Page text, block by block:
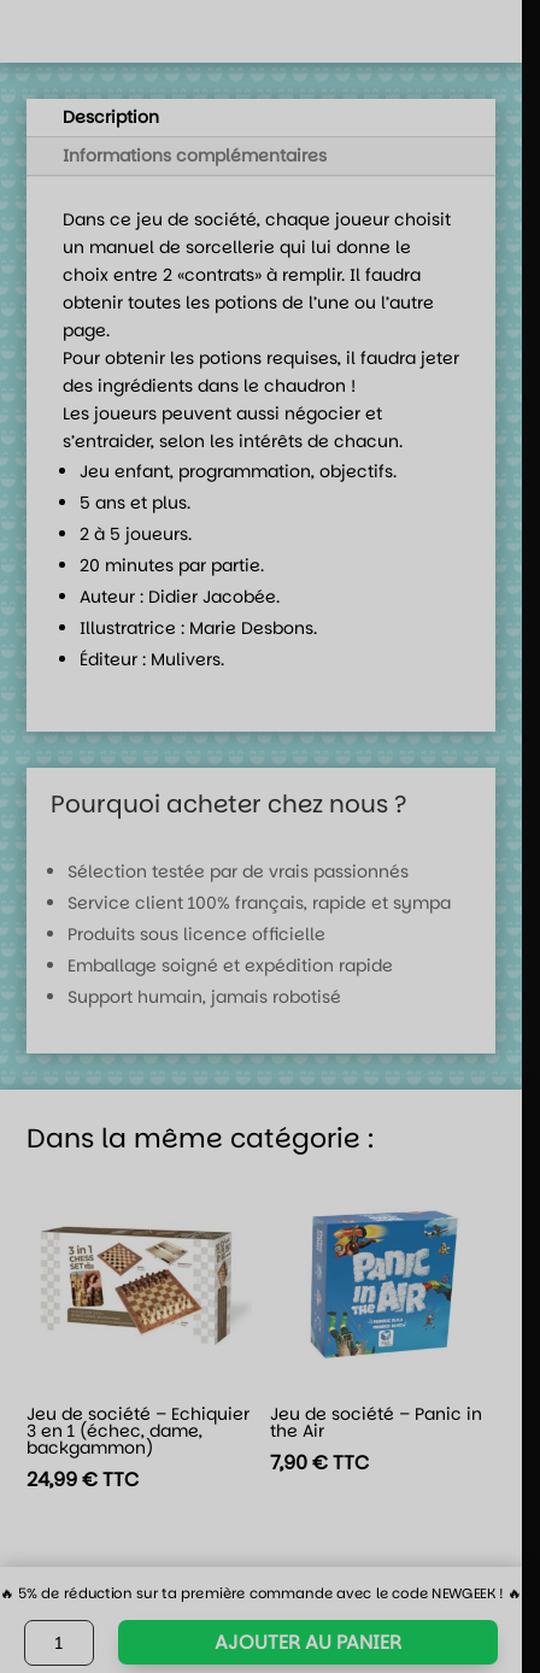
Description
Informations complémentaires
Dans ce jeu de société, chaque joueur choisit
un manuel de sorcellerie qui lui donne le
choix entre 2 «contrats» à remplir. Il faudra
obtenir toutes les potions de l’une ou l’autre
page.
Pour obtenir les potions requises, il faudra jeter
des ingrédients dans le chaudron !
Les joueurs peuvent aussi négocier et
s’entraider, selon les intérêts de chacun.
Jeu enfant, programmation, objectifs.
5 ans et plus.
2 à 5 joueurs.
20 minutes par partie.
Auteur : Didier Jacobée.
Illustratrice : Marie Desbons.
Éditeur : Mulivers.
Pourquoi acheter chez nous ?
Sélection testée par de vrais passionnés
Service client 100% français, rapide et sympa
Produits sous licence officielle
Emballage soigné et expédition rapide
Support humain, jamais robotisé
Dans la même catégorie :
Jeu de société – Echiquier
3 en 1 (échec, dame,
backgammon)
24,99€TTC
Jeu de société – Panic in
the Air
7,90€TTC
🔥 5% de réduction sur ta première commande avec le code NEWGEEK ! 🔥
quantité
de
AJOUTER AU PANIER